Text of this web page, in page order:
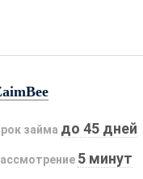
займа до 45 дней
5 минут